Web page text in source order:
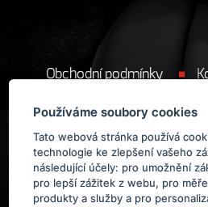
Používáme soubory cookies
Tato webová stránka používá
technologie ke zlepšení vašeho
následující účely: pro umožnění
pro lepší zážitek z webu, pro
produkty a služby a pro
Obchodní podmínky
Cookie